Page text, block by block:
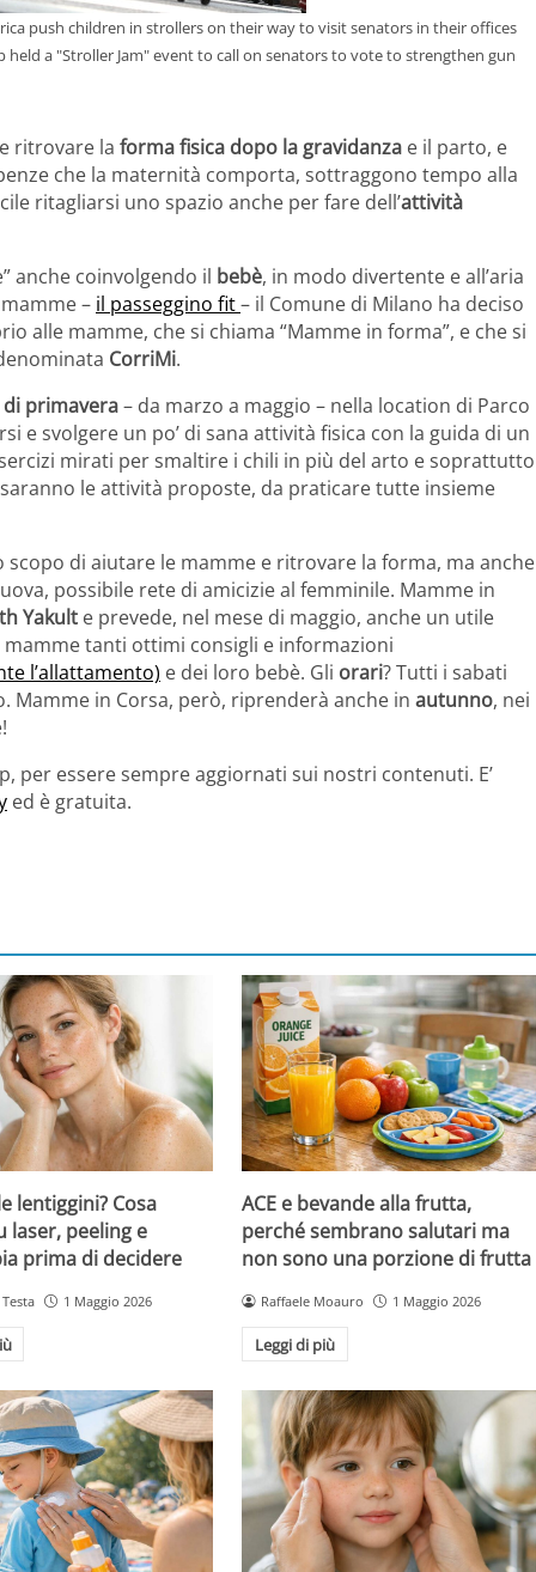
push children in strollers on their way to visit senators in their offices
held a "Stroller Jam" event to call on senators to vote to strengthen gun
ritrovare la forma fisica dopo la gravidanza e il parto, e
che la maternità comporta, sottraggono tempo alla
ritagliarsi uno spazio anche per fare dell’attività
anche coinvolgendo il bebè, in modo divertente e all’aria
– il passeggino fit– il Comune di Milano ha deciso
alle mamme, che si chiama “Mamme in forma”, e che si
CorriMi.
primavera– da marzo a maggio – nella location di Parco
e svolgere un po’ di sana attività fisica con la guida di un
mirati per smaltire i chili in più del arto e soprattutto
le attività proposte, da praticare tutte insieme
di aiutare le mamme e ritrovare la forma, ma anche
possibile rete di amicizie al femminile. Mamme in
Yakult e prevede, nel mese di maggio, anche un utile
mamme tanti ottimi consigli e informazioni
l’allattamento) e dei loro bebè. Gli orari? Tutti i sabati
Mamme in Corsa, però, riprenderà anche in autunno, nei
per essere sempre aggiornati sui nostri contenuti. E’
ed è gratuita.
lentiggini? Cosa
laser, peeling e
prima di decidere
1 Maggio 2026
ACE e bevande alla frutta,
perché sembrano salutari ma
non sono una porzione di frutta
Raffaele Moauro 1 Maggio 2026
Leggi di più